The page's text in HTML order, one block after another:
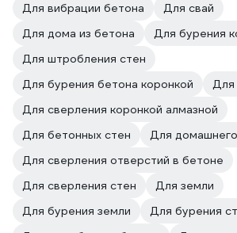
Для вибрации бетона
Для свай
Для дома из бетона
Для бурения
Для штробления стен
Для бурения бетона коронкой
Для
Для сверления коронкой алмазной
Для бетонных стен
Для
Для сверления отверстий в бетоне
Для сверления стен
Для земли
Для бурения земли
Для бурения